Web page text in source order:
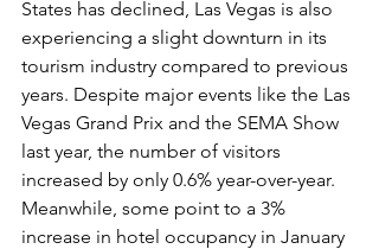
States has declined, Las Vegas is also
experiencing a slight downturn in its
tourism industry compared to previous
years. Despite major events like the Las
Vegas Grand Prix and the SEMA Show
last year, the number of visitors
increased by only 0.6% year-over-year.
Meanwhile, some point to a 3%
increase in hotel occupancy in January